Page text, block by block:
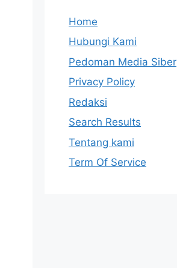
Home
Hubungi Kami
Pedoman Media Siber
Privacy Policy
Redaksi
Search Results
Tentang kami
Term Of Service